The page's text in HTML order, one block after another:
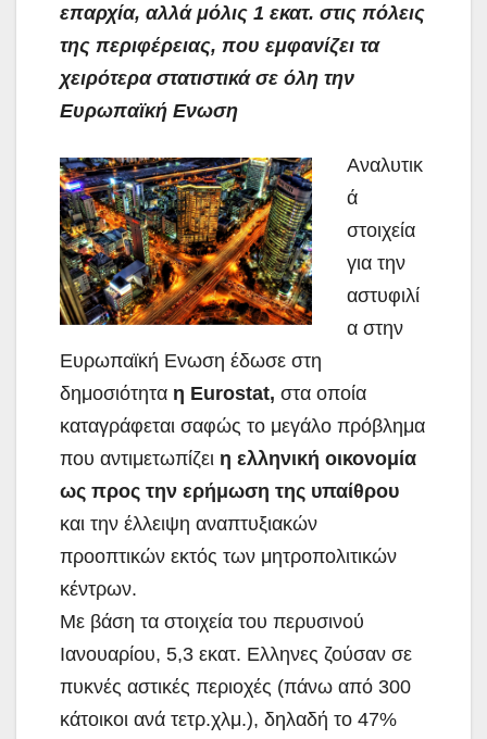
επαρχία, αλλά μόλις 1 εκατ. στις πόλεις
της περιφέρειας, που εμφανίζει τα
χειρότερα στατιστικά σε όλη την
Ευρωπαϊκή Ενωση
Αναλυτικ
ά
στοιχεία
για την
αστυφιλί
α στην
Ευρωπαϊκή Ενωση έδωσε στη
δημοσιότητα η Eurostat, στα οποία
καταγράφεται σαφώς το μεγάλο πρόβλημα
που αντιμετωπίζει η ελληνική οικονομία
ως προς την ερήμωση της υπαίθρου
και την έλλειψη αναπτυξιακών
προοπτικών εκτός των μητροπολιτικών
κέντρων.
Με βάση τα στοιχεία του περυσινού
Ιανουαρίου, 5,3 εκατ. Ελληνες ζούσαν σε
πυκνές αστικές περιοχές (πάνω από 300
κάτοικοι ανά τετρ.χλμ.), δηλαδή το 47%